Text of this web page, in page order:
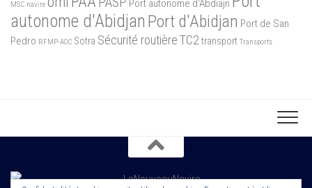
MSC navire Port autonome d'Abdiajn
autonome d'Abidjan Port d'Abidjan Port de San
Pedro RFMP-AOC Sotra Sécurité routièreTC2transport Transports